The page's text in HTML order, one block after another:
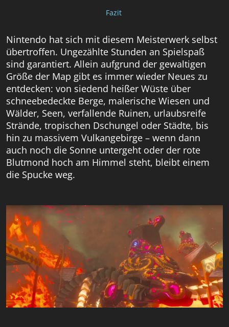
Fazit
Nintendo hat sich mit diesem Meisterwerk selbst
übertroffen. Ungezählte Stunden an Spielspaß
sind garantiert. Allein aufgrund der gewaltigen
Größe der Map gibt es immer wieder Neues zu
entdecken: von siedend heißer Wüste über
schneebedeckte Berge, malerische Wiesen und
Wälder, Seen, verfallende Ruinen, urlaubsreife
Strände, tropischen Dschungel oder Städte, bis
hin zu massivem Vulkangebirge – wenn dann
auch noch die Sonne untergeht oder der rote
Blutmond hoch am Himmel steht, bleibt einem
die Spucke weg.